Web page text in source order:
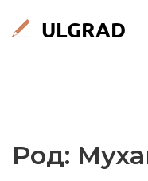
Род: